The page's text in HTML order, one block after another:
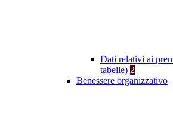
Dati relativi ai
tabelle) 2
Benessere organizzativo